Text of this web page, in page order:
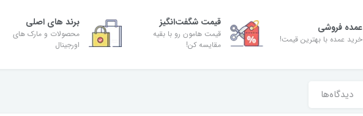
عمده فروشی
خرید عمده با بهترین قیمت!
قیمت شگفت‌انگیز
قیمت هامون رو با بقیه
مقایسه کن!
برند های اصلی
محصولات و مارک های
اورجینال
دیدگاه‌ها